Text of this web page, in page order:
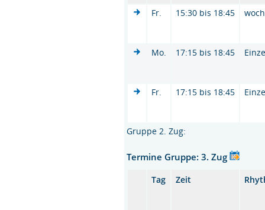
Fr. 15:30 bis 18:45 woch
Mo. 17:15 bis 18:45
Fr. 17:15 bis 18:45
Gruppe 2. Zug:
Termine Gruppe: 3. Zug
Tag Zeit